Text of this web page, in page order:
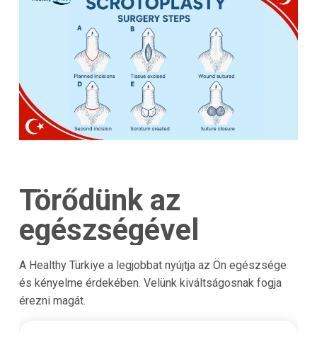
Törődünk az
egészségével
A Healthy Türkiye a legjobbat nyújtja az Ön egészsége
és kényelme érdekében. Velünk kiváltságosnak fogja
érezni magát.